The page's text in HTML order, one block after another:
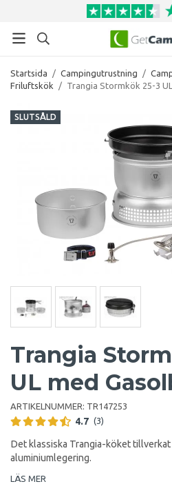
Startsida / Campingutrustning /
Friluftskök
/ Trangia Stormkök 25-3
SLUTSÅLD
Trangia
UL med
ARTIKELNUMMER: TR147253
4.7 (3)
Det klassiska Trangia-köket
aluminiumlegering.
LÄS MER